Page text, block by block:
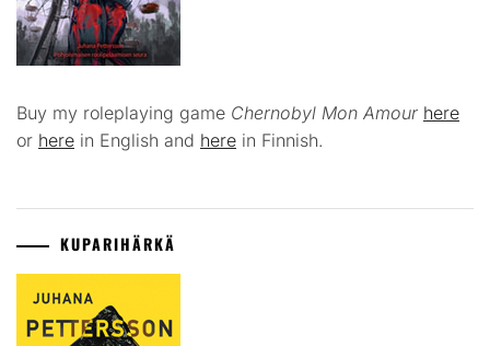
Buy my roleplaying game Chernobyl Mon Amour here
or here in English and here in Finnish.
KUPARIHÄRKÄ